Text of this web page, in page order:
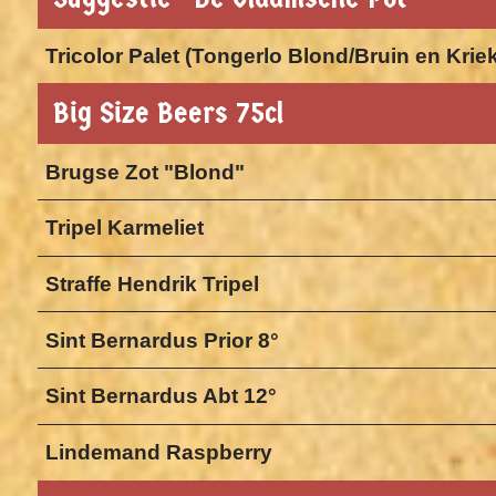
Tricolor Palet (Tongerlo Blond/Bruin en
Big Size Beers 75cl
Brugse Zot "Blond"
Tripel Karmeliet
Straffe Hendrik Tripel
Sint Bernardus Prior 8°
Sint Bernardus Abt 12°
Lindemand Raspberry